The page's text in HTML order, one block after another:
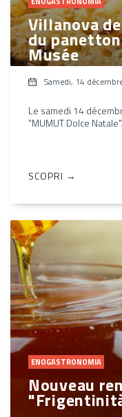
Villanova
du
Musée
Samedi, 14
Le samedi 14
"MUMUT Dolce
SCOPRI →
ENOGASTRONOMIA
Nouveau